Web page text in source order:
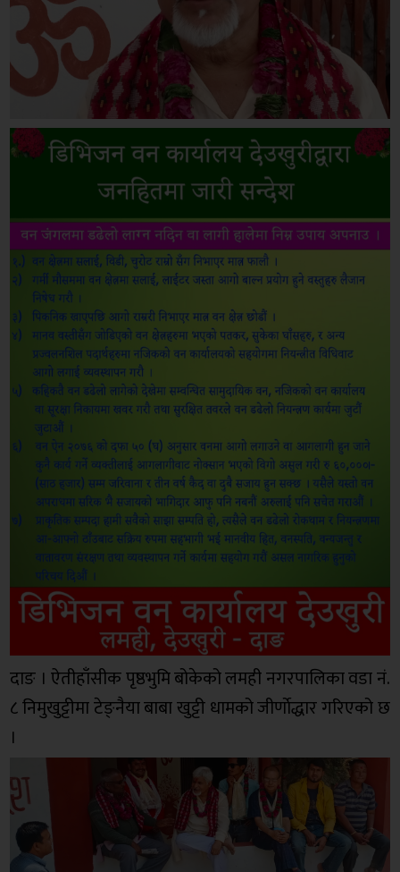
दाङ । ऐतीहाँसीक पृष्ठभुमि बोकेको लमही नगरपालिका वडा नं.
८ निमुखुट्टीमा टेङ्नैया बाबा खुट्टी धामको जीर्णाेद्धार गरिएको छ
।